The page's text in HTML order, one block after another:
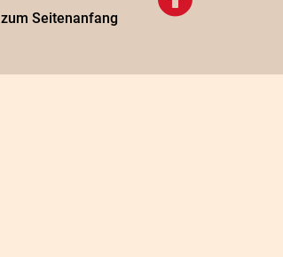
zum Seitenanfang